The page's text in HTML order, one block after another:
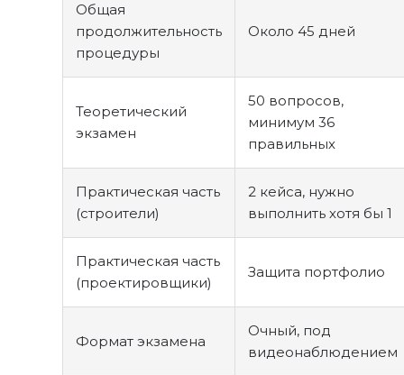
Общая
продолжительность
процедуры
Около 45 дней
Теоретический
экзамен
50 вопросов,
минимум 36
правильных
Практическая часть
(строители)
2 кейса, нужно
выполнить хотя бы 1
Практическая часть
(проектировщики)
Защита портфолио
Формат экзамена
Очный, под
видеонаблюдением